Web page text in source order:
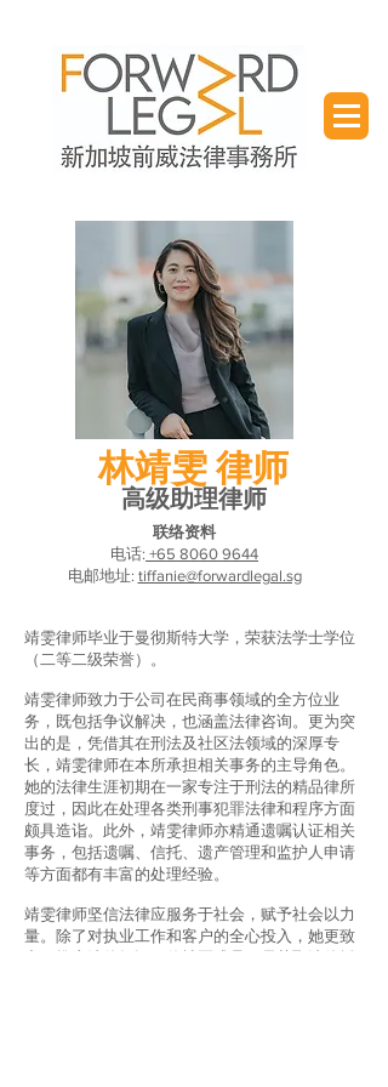
​林靖雯 律师
高级助理律师
联络资料
电话: +65 8060 9644
电邮地址: tiffanie@forwardlegal.sg
靖雯律师毕业于曼彻斯特大学，荣获法学士学位
（二等二级荣誉）。
靖雯律师致力于公司在民商事领域的全方位业
务，既包括争议解决，也涵盖法律咨询。更为突
出的是，凭借其在刑法及社区法领域的深厚专
长，靖雯律师在本所承担相关事务的主导角色。
她的法律生涯初期在一家专注于刑法的精品律所
度过，因此在处理各类刑事犯罪法律和程序方面
颇具造诣。此外，靖雯律师亦精通遗嘱认证相关
事务，包括遗嘱、信托、遗产管理和监护人申请
等方面都有丰富的处理经验。
靖雯律师坚信法律应服务于社会，赋予社会以力
量。除了对执业工作和客户的全心投入，她更致